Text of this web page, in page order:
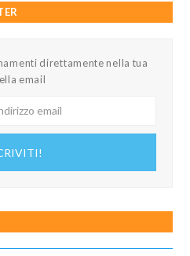
direttamente nella tua
email